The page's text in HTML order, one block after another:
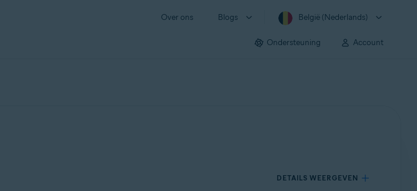
Over ons Blogs België (Nederlands)
Ondersteuning Account
DETAILS WEERGEVEN